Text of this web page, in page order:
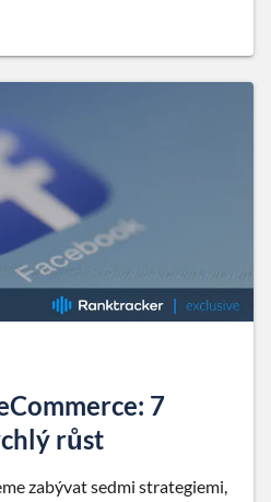
7
růst
zabývat sedmi strategiemi,